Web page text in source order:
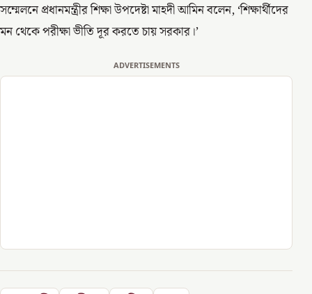
সম্মেলনে প্রধানমন্ত্রীর শিক্ষা উপদেষ্টা মাহদী আমিন বলেন, ‘শিক্ষার্থীদের
মন থেকে পরীক্ষা ভীতি দূর করতে চায় সরকার।’
ADVERTISEMENTS